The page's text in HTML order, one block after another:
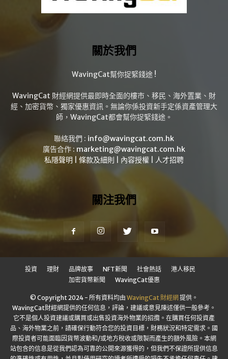
關於我們
WavingCat幫你捉緊錢途 !
WavingCat 財經網提供最即時全面的樓市、移民、海外置業、財
經、加密貨幣、獨家優惠資訊。無論你係投資新手定係資產管理大
師，WavingCat都會幫你捉緊錢途。
聯絡我們 : info@wavingcat.com.hk
廣告合作 : marketing@wavingcat.com.hk
私隱聲明
條款及細則 內容授權 人才招聘
關注我們
投資 理財 品牌故事 NFT新聞 社會熱話
港人移民
加密貨幣新聞
WavingCat優惠
© Copyright 2024 - 所有資料均由 WavingCat 財經網提供。
WavingCat財經網提供的任何信息，評論，建議或意見陳述僅供一般參考。
它不是個人投資建議或購買或出售投資海外物業的招攬。在購買任何投資產
品、海外物業之前，請確保行動符合您的投資目標，財務狀況和特定需求。國
際投資者可能面臨因貨幣波動和/或地方稅收或限製而產生的額外風險。本網
站包含的信息是從我們認為可靠的公開來源獲得的，但我們不保證所提供信息